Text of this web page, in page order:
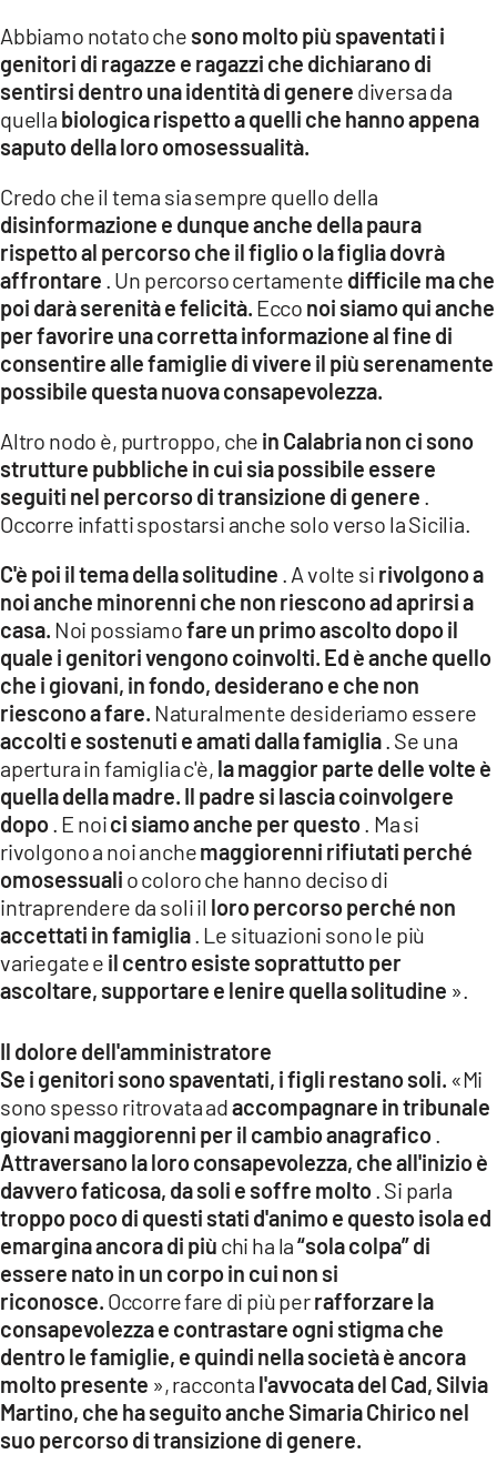
Abbiamo notato che sono molto più spaventati i
genitori di ragazze e ragazzi che dichiarano di
sentirsi dentro una identità di genere diversa da
quella biologica rispetto a quelli che hanno appena
saputo della loro omosessualità.
Credo che il tema sia sempre quello della
disinformazione e dunque anche della paura
rispetto al percorso che il figlio o la figlia dovrà
affrontare . Un percorso certamente difficile ma che
poi darà serenità e felicità. Ecco noi siamo qui anche
per favorire una corretta informazione al fine di
consentire alle famiglie di vivere il più serenamente
possibile questa nuova consapevolezza.
Altro nodo è, purtroppo, che in Calabria non ci sono
strutture pubbliche in cui sia possibile essere
seguiti nel percorso di transizione di genere
Occorre infatti spostarsi anche solo verso la Sicilia.
C'è poi il tema della solitudine . A volte si rivolgono a
noi anche minorenni che non riescono ad aprirsi a
casa. Noi possiamofare un primo ascolto dopo il
quale i genitori vengono coinvolti. Ed è anche quello
che i giovani, in fondo, desiderano e che non
riescono a fare. Naturalmente desideriamo essere
accolti e sostenuti e amati dalla famiglia . Se una
apertura in famiglia c'è, la maggior parte delle volte è
quella della madre. Il padre si lascia coinvolgere
dopo . E noici siamo anche per questo . Ma si
rivolgono a noi anchemaggiorenni rifiutati perché
omosessuali o coloro che hanno deciso di
intraprendere da soli il loro percorso perché non
accettati in famiglia . Le situazioni sono le più
variegate e il centro esiste soprattutto per
ascoltare, supportare e lenire quella solitudine ».
Il dolore dell'amministratore
Se i genitori sono spaventati, i figli restano soli. «Mi
sono spesso ritrovata adaccompagnare in tribunale
giovani maggiorenni per il cambio anagrafico
Attraversano la loro consapevolezza, che all'inizio è
davvero faticosa, da soli e soffre molto . Si parla
troppo poco di questi stati d'animo e questo isola ed
emargina ancora di più chi ha la“sola colpa” di
essere nato in un corpo in cui non si
riconosce. Occorre fare di più perrafforzare la
consapevolezza e contrastare ogni stigma che
dentro le famiglie, e quindi nella società è ancora
molto presente », racconta l'avvocata del Cad, Silvia
Martino, che ha seguito anche Simaria Chirico nel
suo percorso di transizione di genere.